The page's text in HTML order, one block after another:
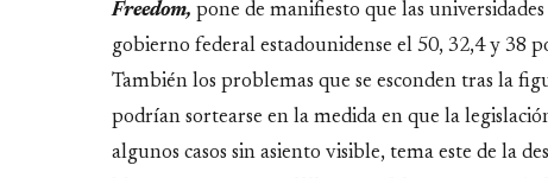
Freedom, pone de manifiesto que las
gobierno federal estadounidense el 50, 32,4 y 38
También los problemas que se esconden tras la
podrían sortearse en la medida en que la
algunos casos sin asiento visible, tema este de la